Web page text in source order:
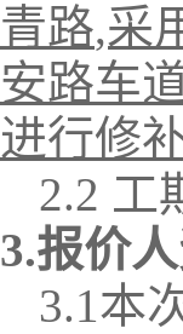
青路,采
安路车
进行修
2.2 工
3.报价
3.1本